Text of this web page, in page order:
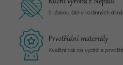
S láskou šité v rodinných
Prvotřídní materiály
Kvalitní tisk co vydrží a